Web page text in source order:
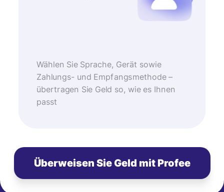
Wählen Sie Sprache, Gerät sowie
Zahlungs- und Empfangsmethode –
übertragen Sie Geld so, wie es Ihnen
passt
Überweisen Sie Geld mit Profee